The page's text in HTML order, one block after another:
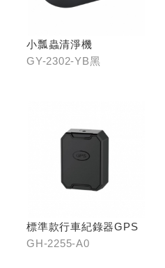
小瓢蟲清淨機
GY-2302-YB黑
標準款行車紀錄器GPS
GH-2255-A0